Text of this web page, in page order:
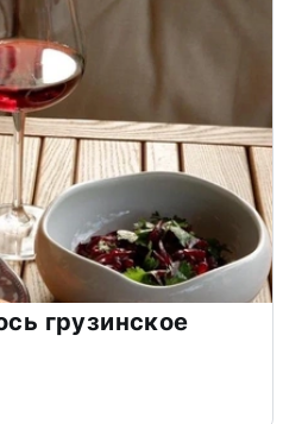
грузинское